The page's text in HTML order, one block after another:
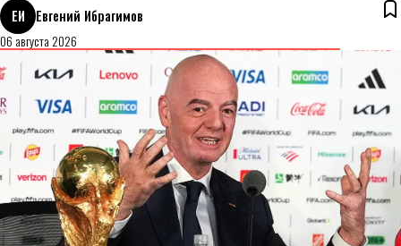
ЕИ
Евгений Ибрагимов
06 августа 2026